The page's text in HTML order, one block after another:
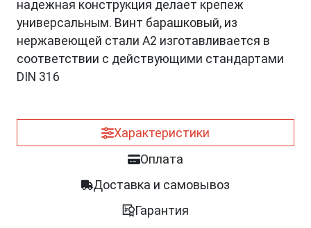
надежная конструкция делает крепеж
универсальным. Винт барашковый, из
нержавеющей стали A2 изготавливается в
соответствии с действующими стандартами
DIN 316
Характеристики
Оплата
Доставка и самовывоз
Гарантия